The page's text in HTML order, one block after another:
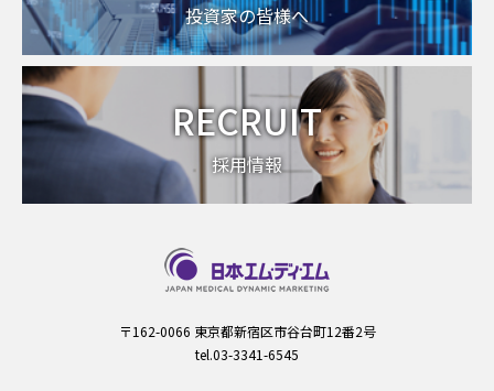
投資家の皆様へ
RECRUIT
採用情報
〒162-0066 東京都新宿区市谷台町12番2号
tel.03-3341-6545